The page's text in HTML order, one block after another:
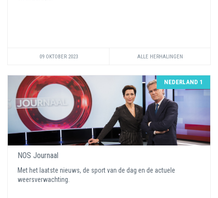
09 OKTOBER 2023 ALLE HERHALINGEN
NEDERLAND 1
NOS Journaal
Met het laatste nieuws, de sport van de dag en de actuele
weersverwachting.